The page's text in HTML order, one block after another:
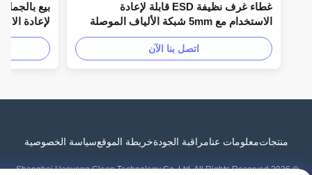
غطاء غرف نظيفة ESD قابلة لإعادة
الاستخدام مع 5mm شبكة الألياف الموصلة
ومقاومة السطح 106-107Ohm في الأحجام S
اتصل بنا الآن
بيع بالجملة
مقاومة سطح 106-107Ohm
منتجاتمعلومات عنامراقبة الجودةخريطة الموقعسياسة الخصوصية